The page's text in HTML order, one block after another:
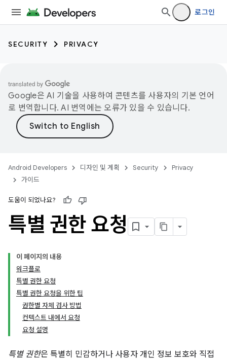
로그인
SECURITY PRIVACY
Google은 AI 기술을 사용하여 콘텐츠를 사용자의 기본 언어
로 번역합니다. AI 번역에는 오류가 있을 수 있습니다.
Android Developers 디자인 및 계획 Security
Privacy
가이드
도움이 되었나요?
특별 권한 요청
이 페이지의 내용
워크플로
특별 권한 요청
특별 권한 요청을 위한 팁
권한별 자체 검사 방법
컨텍스트 내에서 요청
요청 설명
특별 권한은 특별히 민감하거나 사용자 개인 정보 보호와 직접